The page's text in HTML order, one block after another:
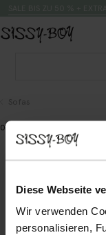
Diese Webseite
Wir verwenden
personalisieren,
Sofas
0 Artikel